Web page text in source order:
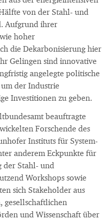
von der Stahl- und
Aufgrund ihrer
hoher
die Dekarbonisierung hier
Gelingen sind innovative
angelegte politische
der Industrie
Investitionen zu geben.
beauftragte
Forschende des
Instituts für System-
anderem Eckpunkte für
der Stahl- und
Workshops sowie
sich Stakeholder aus
gesellschaftlichen
und Wissenschaft über